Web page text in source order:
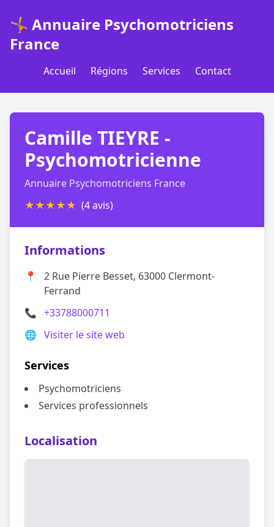
🤸 Annuaire Psychomotriciens
France
Accueil Régions Services Contact
Camille TIEYRE -
Psychomotricienne
Annuaire Psychomotriciens France
★★★★★ (4 avis)
Informations
📍
2 Rue Pierre Besset, 63000 Clermont-
Ferrand
📞 +33788000711
🌐 Visiter le site web
Services
Psychomotriciens
Services professionnels
Localisation